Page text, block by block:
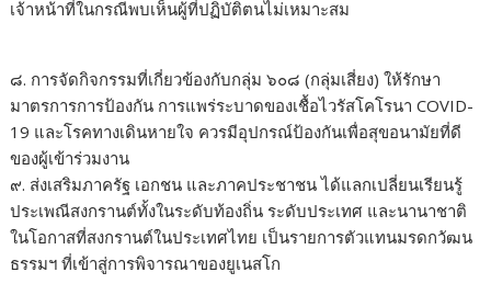
เจ้าหน้าที่ในกรณีพบเห็นผู้ที่ปฏิบัติตนไม่เหมาะสม
๘. การจัดกิจกรรมที่เกี่ยวข้องกับกลุ่ม ๖๐๘ (กลุ่มเสี่ยง) ให้รักษา
มาตรการการป้องกัน การแพร่ระบาดของเชื้อไวรัสโคโรนา COVID-
19 และโรคทางเดินหายใจ ควรมีอุปกรณ์ป้องกันเพื่อสุขอนามัยที่ดี
ของผู้เข้าร่วมงาน
๙. ส่งเสริมภาครัฐ เอกชน และภาคประชาชน ได้แลกเปลี่ยนเรียนรู้
ประเพณีสงกรานต์ทั้งในระดับท้องถิ่น ระดับประเทศ และนานาชาติ
ในโอกาสที่สงกรานต์ในประเทศไทย เป็นรายการตัวแทนมรดกวัฒน
ธรรมฯ ที่เข้าสู่การพิจารณาของยูเนสโก